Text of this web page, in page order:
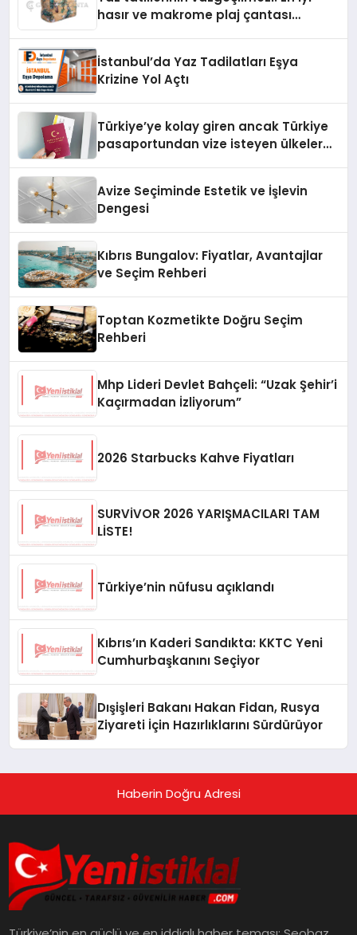
hasır ve makrome plaj çantası
İstanbul’da Yaz Tadilatları Eşya
Krizine Yol Açtı
Türkiye’ye kolay giren ancak Türkiye
pasaportundan vize isteyen ülkeler
Avize Seçiminde Estetik ve İşlevin
Dengesi
Kıbrıs Bungalov: Fiyatlar, Avantajlar
ve Seçim Rehberi
Toptan Kozmetikte Doğru Seçim
Rehberi
Mhp Lideri Devlet Bahçeli: “Uzak Şehir’i
Kaçırmadan İzliyorum”
2026 Starbucks Kahve Fiyatları
SURVİVOR 2026 YARIŞMACILARI TAM
LİSTE!
Türkiye’nin nüfusu açıklandı
Kıbrıs’ın Kaderi Sandıkta: KKTC Yeni
Cumhurbaşkanını Seçiyor
Dışişleri Bakanı Hakan Fidan, Rusya
Ziyareti İçin Hazırlıklarını Sürdürüyor
Haberin Doğru Adresi